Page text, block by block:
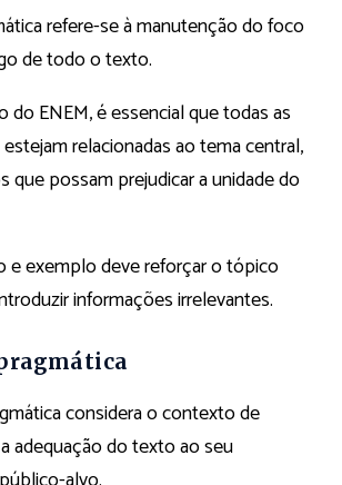
refere-se à manutenção do foco
de todo o texto.
do ENEM, é essencial que todas as
relacionadas ao tema central,
que possam prejudicar a unidade do
e exemplo deve reforçar o tópico
informações irrelevantes.
considera o contexto de
adequação do texto ao seu